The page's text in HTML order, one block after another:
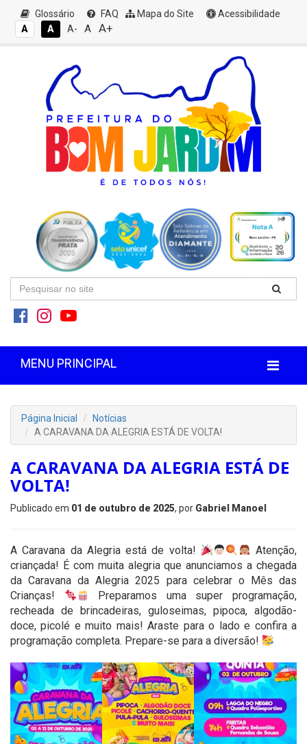
Glossário FAQ Mapa do Site
Acessibilidade
A
A A- A A+
MENU PRINCIPAL
Página Inicial
Notícias
A CARAVANA DA ALEGRIA ESTÁ DE VOLTA!
A CARAVANA DA ALEGRIA ESTÁ DE
VOLTA!
Publicado em 01 de outubro de 2025, por Gabriel Manoel
A Caravana da Alegria está de volta!
Atenção,
criançada! É com muita alegria que anunciamos a chegada
da Caravana da Alegria 2025 para celebrar o Mês das
Crianças!
Preparamos uma super programação,
recheada de brincadeiras, guloseimas, pipoca, algodão-
doce, picolé e muito mais! Araste para o lado e confira a
programação completa. Prepare-se para a diversão!
'